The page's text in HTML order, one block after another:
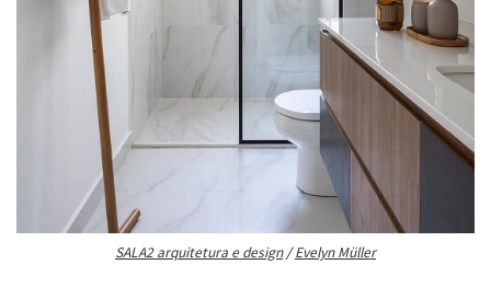
SALA2 arquitetura e design/Evelyn Müller